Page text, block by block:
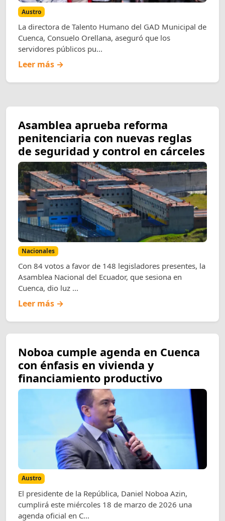
Austro
La directora de Talento Humano del GAD Municipal de
Cuenca, Consuelo Orellana, aseguró que los
servidores públicos pu...
Leer más →
Asamblea aprueba reforma
penitenciaria con nuevas reglas
de seguridad y control en cárceles
Nacionales
Con 84 votos a favor de 148 legisladores presentes, la
Asamblea Nacional del Ecuador, que sesiona en
Cuenca, dio luz ...
Leer más →
Noboa cumple agenda en Cuenca
con énfasis en vivienda y
financiamiento productivo
Austro
El presidente de la República, Daniel Noboa Azin,
cumplirá este miércoles 18 de marzo de 2026 una
agenda oficial en C...